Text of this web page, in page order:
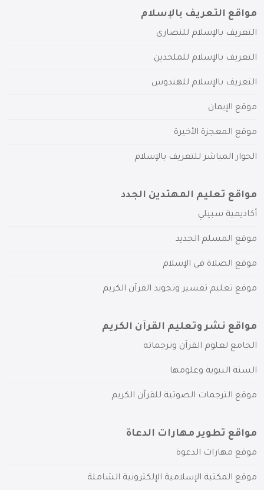
مواقع التعريف بالإسلام
التعريف بالإسلام للنصارى
التعريف بالإسلام للملحدين
التعريف بالإسلام للهندوس
موقع الإيمان
موقع المعجزة الأخيرة
الحوار المباشر للتعريف بالإسلام
مواقع تعليم المهتدين الجدد
أكاديمية سبيلي
موقع المسلم الجديد
موقع الصلاة في الإسلام
موقع تعليم تفسير وتجويد القرآن الكريم
مواقع نشر وتعليم القرآن الكريم
الجامع لعلوم القرآن وترجماته
السنة النبوية وعلومها
موقع الترجمات الصوتية للقرآن الكريم
مواقع تطوير مهارات الدعاة
موقع مهارات الدعوة
موقع المكتبة الإسلامية الإلكترونية الشاملة